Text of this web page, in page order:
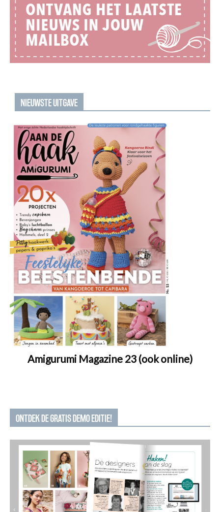
NIEUWSTE UITGAVE
Amigurumi Magazine 23 (ook online)
ONTDEK DE GRATIS DEMO EDITIE!